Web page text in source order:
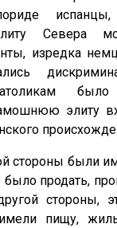
Севера
изредка
элиту
стороны были
продать,
стороны,
пищу,